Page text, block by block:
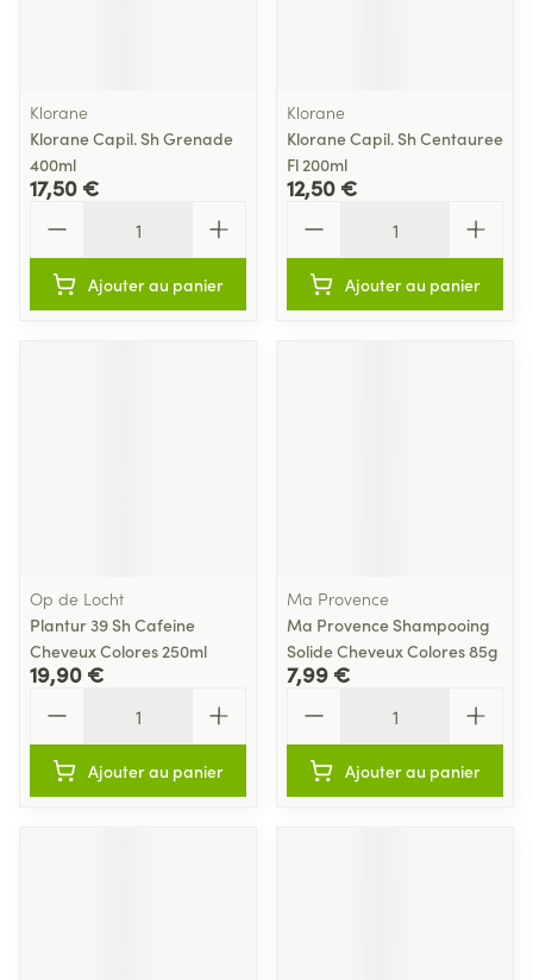
Klorane
Klorane Capil. Sh Grenade
400ml
17,50 €
Ajouter au panier
Klorane
Klorane Capil. Sh Centauree
Fl 200ml
12,50 €
Ajouter au panier
Op de Locht
Plantur 39 Sh Cafeine
Cheveux Colores 250ml
19,90 €
Ajouter au panier
Ma Provence
Ma Provence Shampooing
Solide Cheveux Colores 85g
7,99 €
Ajouter au panier